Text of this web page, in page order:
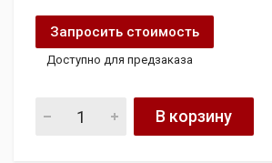
Запросить стоимость
Доступно для предзаказа
Радиатор системы охлаждения
В корзину